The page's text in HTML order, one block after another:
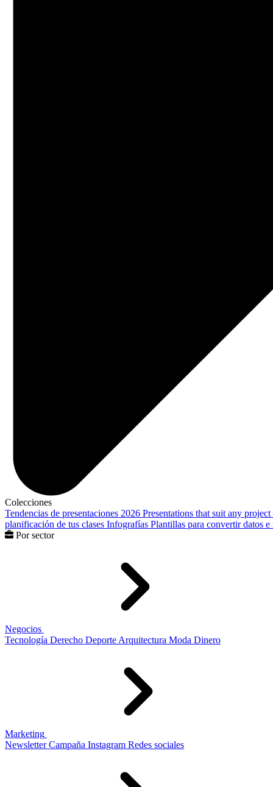
Colecciones
Tendencias de presentaciones 2026 Presentations that suit any project
planificación de tus clases Infografías Plantillas para convertir datos
Por sector
Negocios
Tecnología Derecho Deporte Arquitectura Moda Dinero
Marketing
Newsletter Campaña Instagram Redes sociales